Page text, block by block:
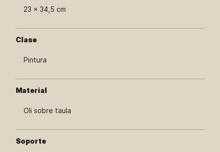
23 × 34,5 cm
Clase
Pintura
Material
Oli sobre taula
Soporte